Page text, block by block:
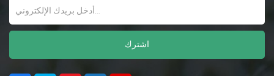
توفر الأنابيب المربعة دعمًا
هيكليًا ممتازًا وهي مثالية
للأطر والدعم وتطبيقات